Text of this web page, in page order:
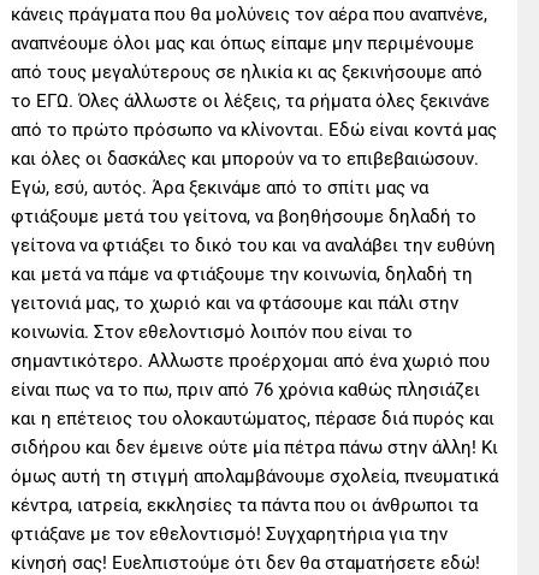
κάνεις πράγματα που θα μολύνεις τον αέρα που αναπνένε,
αναπνέουμε όλοι μας και όπως είπαμε μην περιμένουμε
από τους μεγαλύτερους σε ηλικία κι ας ξεκινήσουμε από
το ΕΓΩ. Όλες άλλωστε οι λέξεις, τα ρήματα όλες ξεκινάνε
από το πρώτο πρόσωπο να κλίνονται. Εδώ είναι κοντά μας
και όλες οι δασκάλες και μπορούν να το επιβεβαιώσουν.
Εγώ, εσύ, αυτός. Άρα ξεκινάμε από το σπίτι μας να
φτιάξουμε μετά του γείτονα, να βοηθήσουμε δηλαδή το
γείτονα να φτιάξει το δικό του και να αναλάβει την ευθύνη
και μετά να πάμε να φτιάξουμε την κοινωνία, δηλαδή τη
γειτονιά μας, το χωριό και να φτάσουμε και πάλι στην
κοινωνία. Στον εθελοντισμό λοιπόν που είναι το
σημαντικότερο. Αλλωστε προέρχομαι από ένα χωριό που
είναι πως να το πω, πριν από 76 χρόνια καθώς πλησιάζει
και η επέτειος του ολοκαυτώματος, πέρασε διά πυρός και
σιδήρου και δεν έμεινε ούτε μία πέτρα πάνω στην άλλη! Κι
όμως αυτή τη στιγμή απολαμβάνουμε σχολεία, πνευματικά
κέντρα, ιατρεία, εκκλησίες τα πάντα που οι άνθρωποι τα
φτιάξανε με τον εθελοντισμό! Συγχαρητήρια για την
κίνησή σας! Ευελπιστούμε ότι δεν θα σταματήσετε εδώ!